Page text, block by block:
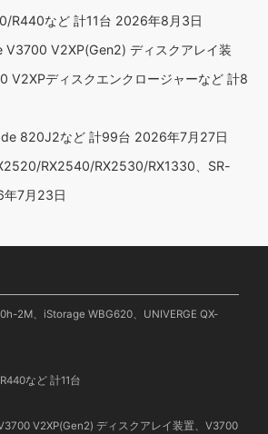
R440など 計11台 2026年8月3日
V2XP(Gen2) ディスクアレイ装
ディスクエンクロージャーなど 計8
820J2など 計99台 2026年7月27日
RX2540/RX2530/RX1330、SR-
7月23日
2M、iStorage WBG620、UNIVERGE QX-
など 計11台
V2XP(Gen2) ディスクアレイ装置、V3700